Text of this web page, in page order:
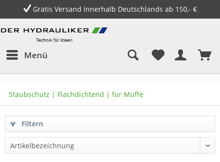
Gratis Versand innerhalb Deutschlands ab 150,- €
Menü
Staubschutz | Flachdichtend | für Muffe
Filtern